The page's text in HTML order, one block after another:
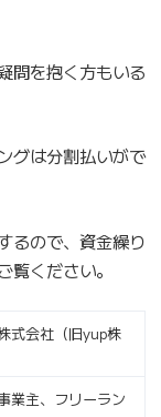
問を抱く方もいる
グは分割払いがで
るので、資金繰り
ください。
式会社（旧yup株
業主、フリーラン